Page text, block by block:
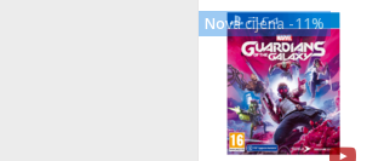
Nova cijena -11%